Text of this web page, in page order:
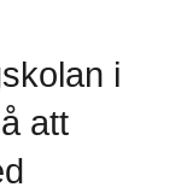
i
att